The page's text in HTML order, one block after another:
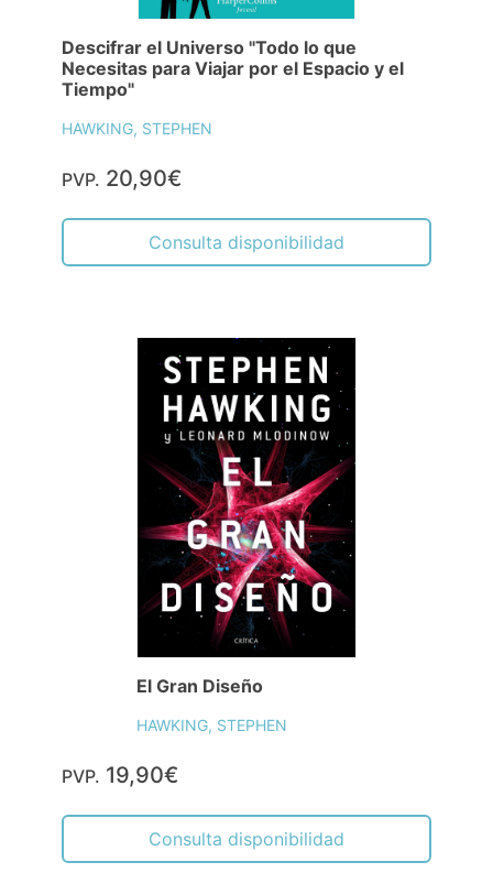
Descifrar el Universo "Todo lo que
Necesitas para Viajar por el Espacio y el
Tiempo"
HAWKING, STEPHEN
PVP. 20,90€
Consulta disponibilidad
El Gran Diseño
HAWKING, STEPHEN
PVP. 19,90€
Consulta disponibilidad